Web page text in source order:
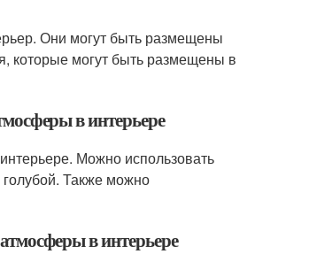
Они могут быть размещены
которые могут быть размещены в
в интерьере
Можно использовать
Также можно
в интерьере